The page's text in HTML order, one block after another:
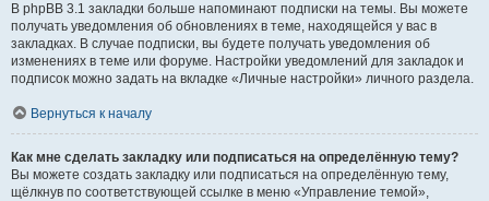
В phpBB 3.1 закладки больше напоминают подписки на темы. Вы можете
получать уведомления об обновлениях в теме, находящейся у вас в
закладках. В случае подписки, вы будете получать уведомления об
изменениях в теме или форуме. Настройки уведомлений для закладок и
подписок можно задать на вкладке «Личные настройки» личного раздела.
Вернуться к началу
Как мне сделать закладку или подписаться на определённую тему?
Вы можете создать закладку или подписаться на определённую тему,
щёлкнув по соответствующей ссылке в меню «Управление темой»,